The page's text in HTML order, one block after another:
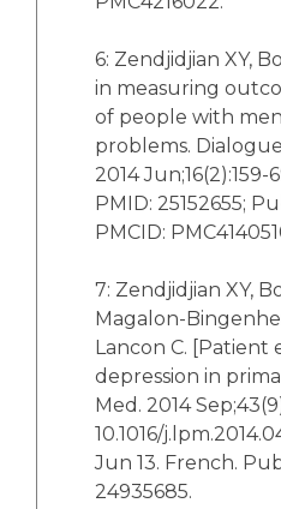
6: Zendjidjian XY,
in measuring
of people with
problems.
2014
PMID: 25152655;
PMCID:
7: Zendjidjian XY,
Magalon-
Lancon C. [Patient
depression in
Med. 2014
10.1016/
Jun 13. French.
24935685.